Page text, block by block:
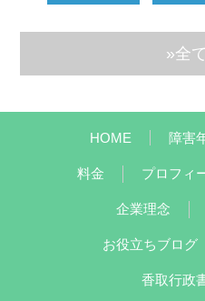
»全
HOME 障害
料金 プロフィ
企業理念
お役立ちブログ
香取行政